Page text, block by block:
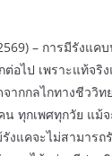
– การมีรังแค
ต่อไป เพราะแท้จริ
ากกลไกทางชีววิท
น ทุกเพศทุกวัย แม้
งแคจะไม่สามารถ